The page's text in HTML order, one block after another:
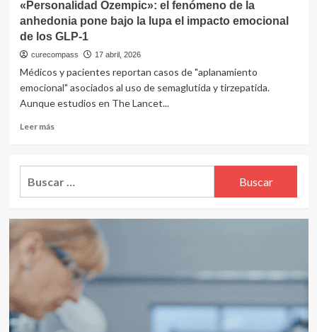
«Personalidad Ozempic»: el fenómeno de la
anhedonia pone bajo la lupa el impacto emocional
de los GLP-1
curecompass 17 abril, 2026
Médicos y pacientes reportan casos de "aplanamiento
emocional" asociados al uso de semaglutida y tirzepatida.
Aunque estudios en The Lancet...
Leer másLeer
«Personalidad
Ozempic»:
de
la
anhedonia
pone
la
lupa
el
impacto